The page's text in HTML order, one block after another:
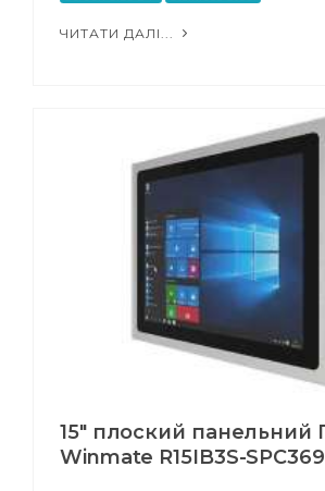
ЧИТАТИ ДАЛІ...
15" плоский панельний
Winmate R15IB3S-SPC369